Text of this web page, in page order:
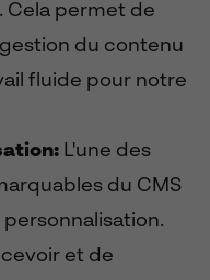
Cela permet de
du contenu
fluide pour notre
L'une des
du CMS
et de